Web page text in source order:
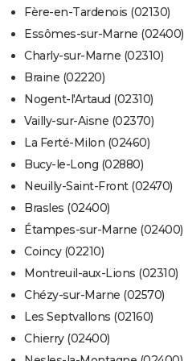
Fère-en-Tardenois (02130)
Essômes-sur-Marne (02400)
Charly-sur-Marne (02310)
Braine (02220)
Nogent-l'Artaud (02310)
Vailly-sur-Aisne (02370)
La Ferté-Milon (02460)
Bucy-le-Long (02880)
Neuilly-Saint-Front (02470)
Brasles (02400)
Étampes-sur-Marne (02400)
Coincy (02210)
Montreuil-aux-Lions (02310)
Chézy-sur-Marne (02570)
Les Septvallons (02160)
Chierry (02400)